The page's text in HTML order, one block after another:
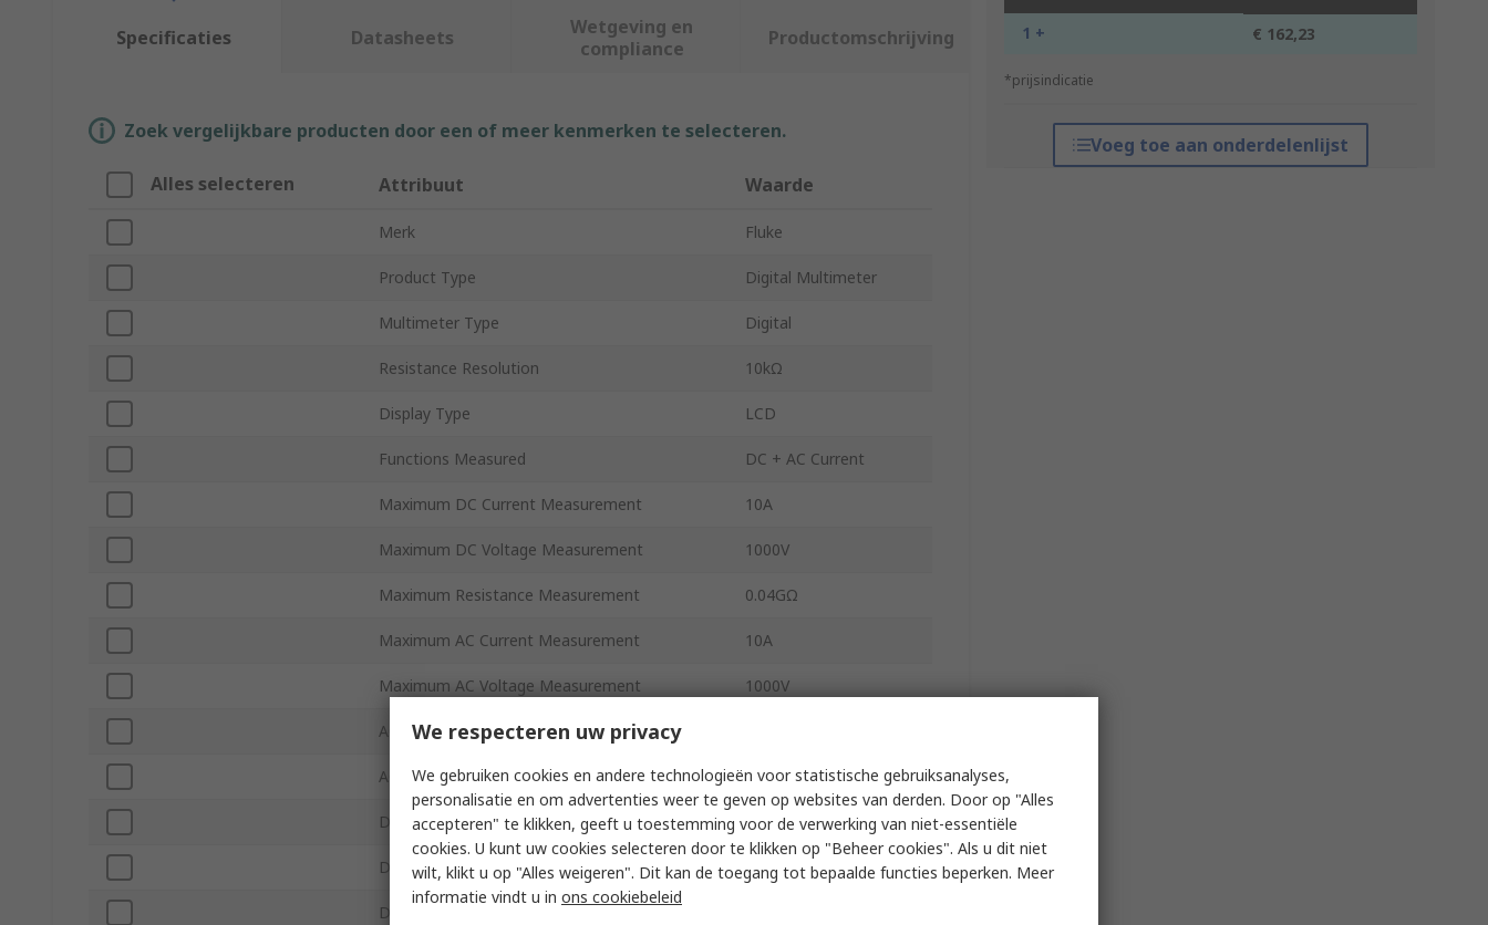
1 + € 162,23
*prijsindicatie
Voeg toe aan onderdelenlijst
Specificaties Datasheets
Wetgeving en
compliance
Productomschrijving
Zoek vergelijkbare producten door een of meer kenmerken te selecteren.
Alles selecteren Attribuut Waarde
Merk Fluke
Product Type Digital Multimeter
Multimeter Type Digital
Resistance Resolution 10kΩ
Display Type LCD
Functions Measured DC + AC Current
Maximum DC Current Measurement 10A
Maximum DC Voltage Measurement 1000V
Maximum Resistance Measurement 0.04GΩ
Maximum AC Current Measurement 10A
Maximum AC Voltage Measurement 1000V
AC Voltage Accuracy
AC Current Accuracy 1.5 % + 3
DC Voltage Accuracy 0.5 % + 3
DC Current Accuracy 1.5 % + 3
DC Voltage Resolution
We respecteren uw privacy
We gebruiken cookies en andere technologieën voor statistische gebruiksanalyses,
personalisatie en om advertenties weer te geven op websites van derden. Door op "Alles
accepteren" te klikken, geeft u toestemming voor de verwerking van niet-essentiële
cookies. U kunt uw cookies selecteren door te klikken op "Beheer cookies". Als u dit niet
wilt, klikt u op "Alles weigeren". Dit kan de toegang tot bepaalde functies beperken. Meer
informatie vindt u in ons cookiebeleid